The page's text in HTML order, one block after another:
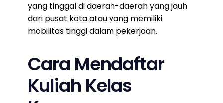
yang tinggal di daerah-daerah yang jauh
dari pusat kota atau yang memiliki
mobilitas tinggi dalam pekerjaan.
Cara Mendaftar
Kuliah Kelas